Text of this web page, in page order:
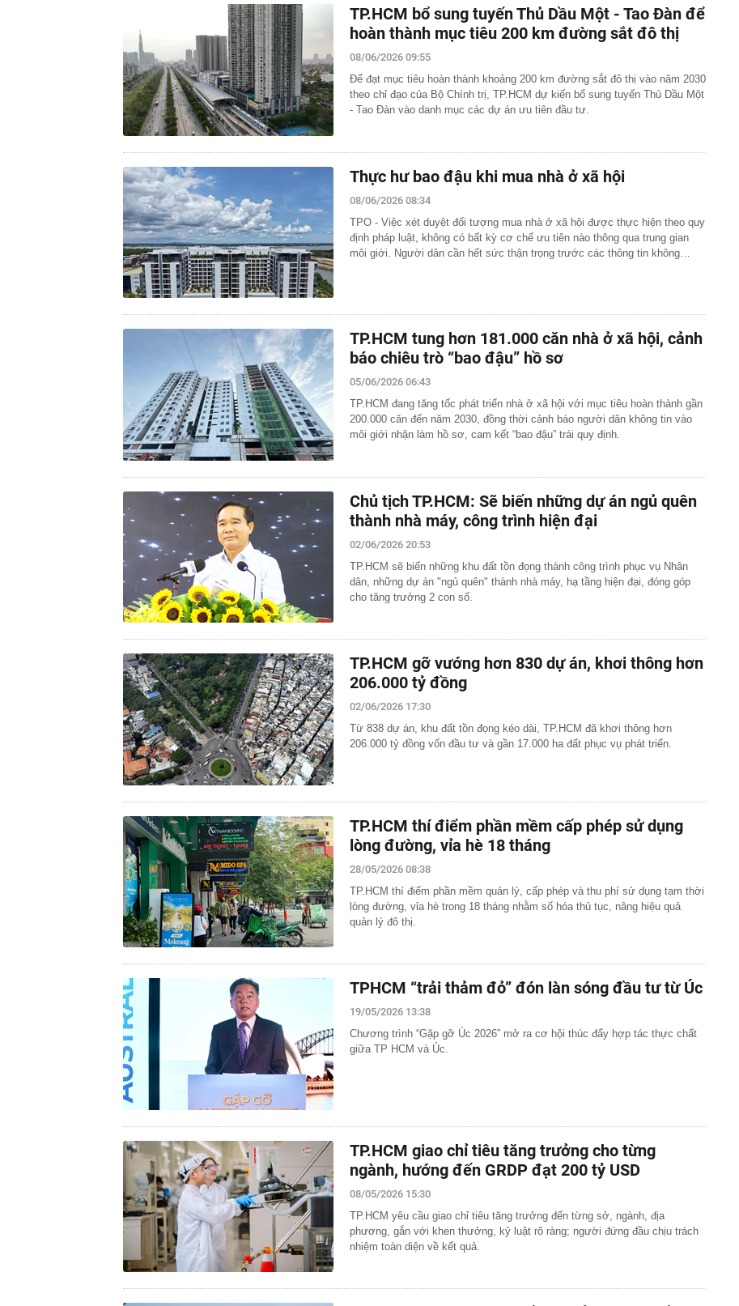
TP.HCM bổ sung tuyến Thủ Dầu Một - Tao Đàn để
hoàn thành mục tiêu 200 km đường sắt đô thị
08/06/2026 09:55
Để đạt mục tiêu hoàn thành khoảng 200 km đường sắt đô thị vào năm 2030
theo chỉ đạo của Bộ Chính trị, TP.HCM dự kiến bổ sung tuyến Thủ Dầu Một
- Tao Đàn vào danh mục các dự án ưu tiên đầu tư.
Thực hư bao đậu khi mua nhà ở xã hội
08/06/2026 08:34
TPO - Việc xét duyệt đối tượng mua nhà ở xã hội được thực hiện theo quy
định pháp luật, không có bất kỳ cơ chế ưu tiên nào thông qua trung gian
môi giới. Người dân cần hết sức thận trọng trước các thông tin không…
TP.HCM tung hơn 181.000 căn nhà ở xã hội, cảnh
báo chiêu trò “bao đậu” hồ sơ
05/06/2026 06:43
TP.HCM đang tăng tốc phát triển nhà ở xã hội với mục tiêu hoàn thành gần
200.000 căn đến năm 2030, đồng thời cảnh báo người dân không tin vào
môi giới nhận làm hồ sơ, cam kết “bao đậu” trái quy định.
Chủ tịch TP.HCM: Sẽ biến những dự án ngủ quên
thành nhà máy, công trình hiện đại
02/06/2026 20:53
TP.HCM sẽ biến những khu đất tồn đọng thành công trình phục vụ Nhân
dân, những dự án "ngủ quên" thành nhà máy, hạ tầng hiện đại, đóng góp
cho tăng trưởng 2 con số.
TP.HCM gỡ vướng hơn 830 dự án, khơi thông hơn
206.000 tỷ đồng
02/06/2026 17:30
Từ 838 dự án, khu đất tồn đọng kéo dài, TP.HCM đã khơi thông hơn
206.000 tỷ đồng vốn đầu tư và gần 17.000 ha đất phục vụ phát triển.
TP.HCM thí điểm phần mềm cấp phép sử dụng
lòng đường, vỉa hè 18 tháng
28/05/2026 08:38
TP.HCM thí điểm phần mềm quản lý, cấp phép và thu phí sử dụng tạm thời
lòng đường, vỉa hè trong 18 tháng nhằm số hóa thủ tục, nâng hiệu quả
quản lý đô thị.
TPHCM “trải thảm đỏ” đón làn sóng đầu tư từ Úc
19/05/2026 13:38
Chương trình “Gặp gỡ Úc 2026” mở ra cơ hội thúc đẩy hợp tác thực chất
giữa TP HCM và Úc.
TP.HCM giao chỉ tiêu tăng trưởng cho từng
ngành, hướng đến GRDP đạt 200 tỷ USD
08/05/2026 15:30
TP.HCM yêu cầu giao chỉ tiêu tăng trưởng đến từng sở, ngành, địa
phương, gắn với khen thưởng, kỷ luật rõ ràng; người đứng đầu chịu trách
nhiệm toàn diện về kết quả.